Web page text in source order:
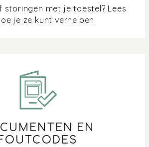
of op de achterwand tijdens
van mijn Pelgrim dampkap?
ik het filter van mijn dampkap?
met het vet dat vrijkomt
storingen met je toestel? Lees
je ze kunt verhelpen.
EN